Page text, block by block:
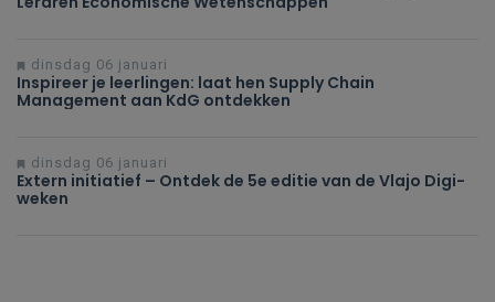
dinsdag 06 januari
Inspireer je leerlingen: laat hen Supply Chain
Management aan KdG ontdekken
dinsdag 06 januari
Extern initiatief – Ontdek de 5e editie van de Vlajo Digi-
weken